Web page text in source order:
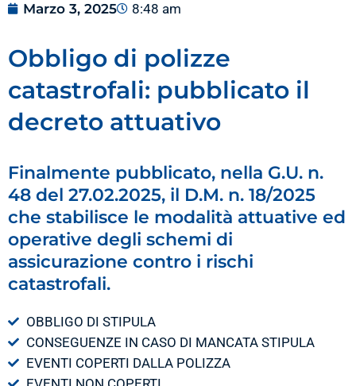
Marzo 3, 2025 8:48 am
Obbligo di polizze
catastrofali: pubblicato il
decreto attuativo
Finalmente pubblicato, nella G.U. n.
48 del 27.02.2025, il D.M. n. 18/2025
che stabilisce le modalità attuative ed
operative degli schemi di
assicurazione contro i rischi
catastrofali.
OBBLIGO DI STIPULA
CONSEGUENZE IN CASO DI MANCATA STIPULA
EVENTI COPERTI DALLA POLIZZA